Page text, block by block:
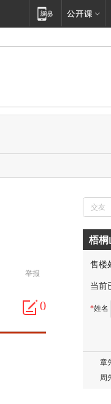
举报
0
梧桐
售楼
当前
*姓名
胡
章
周